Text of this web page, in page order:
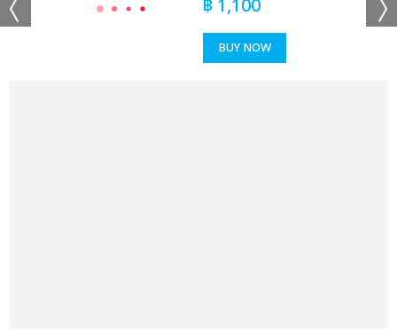
฿ 1,100
BUY NOW